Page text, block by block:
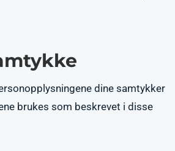
dine samtykker
brukes som beskrevet i disse